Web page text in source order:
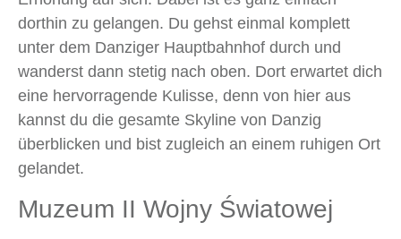
dorthin zu gelangen. Du gehst einmal komplett
unter dem Danziger Hauptbahnhof durch und
wanderst dann stetig nach oben. Dort erwartet dich
eine hervorragende Kulisse, denn von hier aus
kannst du die gesamte Skyline von Danzig
überblicken und bist zugleich an einem ruhigen Ort
gelandet.
Muzeum II Wojny Światowej